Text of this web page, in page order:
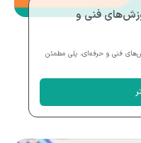
فنی و
فنی و حرفه‌ای، پلی مطمئن